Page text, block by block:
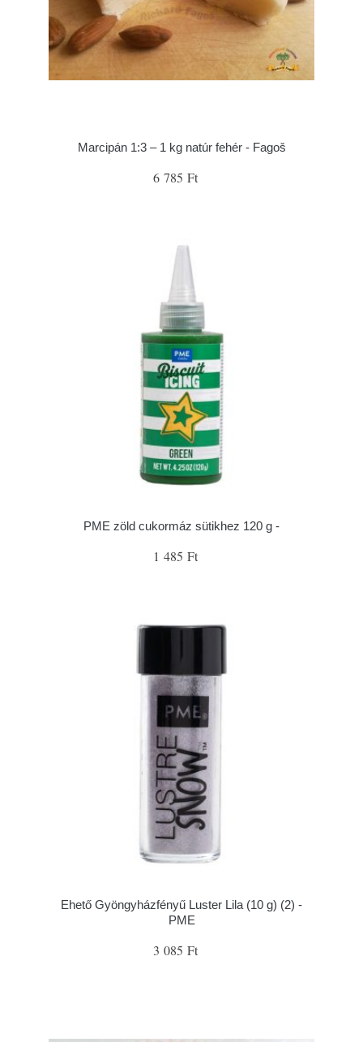
Marcipán 1:3 – 1 kg natúr fehér - Fagoš
6 785 Ft
PME zöld cukormáz sütikhez 120 g -
1 485 Ft
Ehető Gyöngyházfényű Luster Lila (10 g) (2) -
PME
3 085 Ft